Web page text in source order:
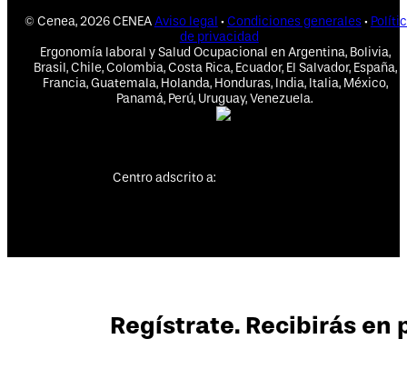
© Cenea, 2026 CENEAAviso legal · Condiciones generales·
de privacidad
Ergonomía laboral y Salud Ocupacional en Argentina, Bolivia,
Brasil, Chile, Colombia, Costa Rica, Ecuador, El Salvador, España,
Francia, Guatemala, Holanda, Honduras, India, Italia, México,
Panamá, Perú, Uruguay, Venezuela.
Centro adscrito a:
Regístrate. Recibirás en